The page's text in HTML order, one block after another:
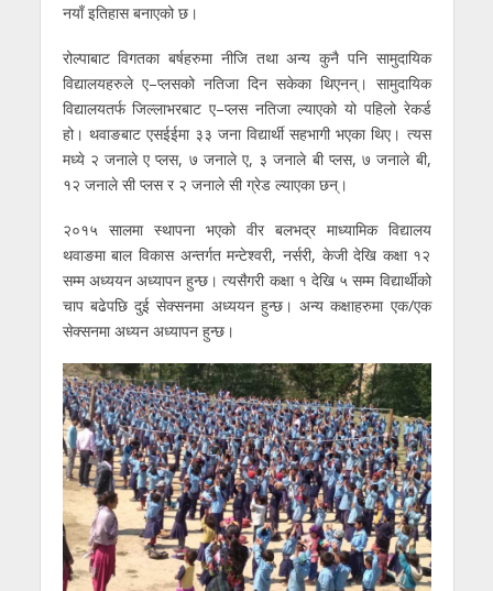
नयाँ इतिहास बनाएको छ।
रोल्पाबाट विगतका बर्षहरुमा नीजि तथा अन्य कुनै पनि सामुदायिक
विद्यालयहरुले ए–प्लसको नतिजा दिन सकेका थिएनन्। सामुदायिक
विद्यालयतर्फ जिल्लाभरबाट ए–प्लस नतिजा ल्याएको यो पहिलो रेकर्ड
हो। थवाङबाट एसईईमा ३३ जना विद्यार्थी सहभागी भएका थिए। त्यस
मध्ये २ जनाले ए प्लस, ७ जनाले ए, ३ जनाले बी प्लस, ७ जनाले बी,
१२ जनाले सी प्लस र २ जनाले सी ग्रेड ल्याएका छन्।
२०१५ सालमा स्थापना भएको वीर बलभद्र माध्यामिक विद्यालय
थवाङमा बाल विकास अन्तर्गत मन्टेश्वरी, नर्सरी, केजी देखि कक्षा १२
सम्म अध्ययन अध्यापन हुन्छ। त्यसैगरी कक्षा १ देखि ५ सम्म विद्यार्थीको
चाप बढेपछि दुई सेक्सनमा अध्ययन हुन्छ। अन्य कक्षाहरुमा एक/एक
सेक्सनमा अध्यन अध्यापन हुन्छ।